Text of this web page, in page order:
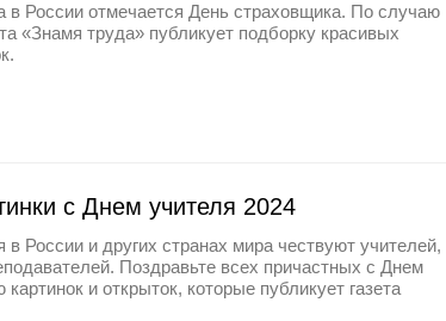
в России отмечается День страховщика. По случаю
«Знамя труда» публикует подборку красивых
с Днем учителя 2024
в России и других странах мира чествуют учителей,
Поздравьте всех причастных с Днем
и открыток, которые публикует газета